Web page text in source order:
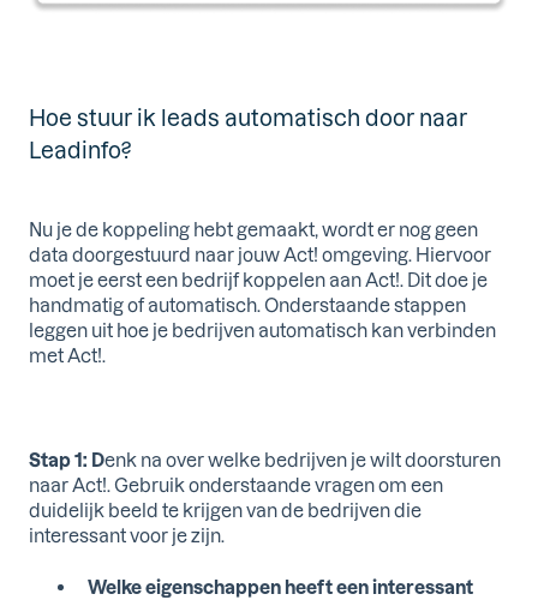
Hoe stuur ik leads automatisch door naar
Leadinfo?
Nu je de koppeling hebt gemaakt, wordt er nog geen
data doorgestuurd naar jouw Act! omgeving. Hiervoor
moet je eerst een bedrijf koppelen aan Act!. Dit doe je
handmatig of automatisch. Onderstaande stappen
leggen uit hoe je bedrijven automatisch kan verbinden
met Act!.
Stap 1: Denk na over welke bedrijven je wilt doorsturen
naar Act!. Gebruik onderstaande vragen om een
duidelijk beeld te krijgen van de bedrijven die
interessant voor je zijn.
Welke eigenschappen heeft een interessant